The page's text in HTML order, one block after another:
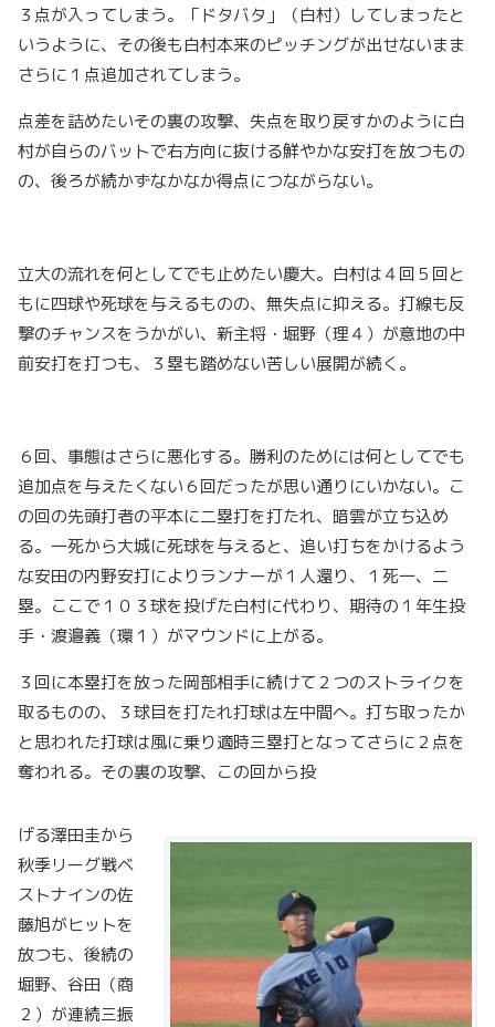
３点が入ってしまう。「ドタバタ」（白村）してしまったと
いうように、その後も白村本来のピッチングが出せないまま
さらに１点追加されてしまう。
点差を詰めたいその裏の攻撃、失点を取り戻すかのように白
村が自らのバットで右方向に抜ける鮮やかな安打を放つもの
の、後ろが続かずなかなか得点につながらない。
立大の流れを何としてでも止めたい慶大。白村は４回５回と
もに四球や死球を与えるものの、無失点に抑える。打線も反
撃のチャンスをうかがい、新主将・堀野（理４）が意地の中
前安打を打つも、３塁も踏めない苦しい展開が続く。
６回、事態はさらに悪化する。勝利のためには何としてでも
追加点を与えたくない６回だったが思い通りにいかない。こ
の回の先頭打者の平本に二塁打を打たれ、暗雲が立ち込め
る。一死から大城に死球を与えると、追い打ちをかけるよう
な安田の内野安打によりランナーが１人還り、１死一、二
塁。ここで１０３球を投げた白村に代わり、期待の１年生投
手・渡邉義（環１）がマウンドに上がる。
３回に本塁打を放った岡部相手に続けて２つのストライクを
取るものの、３球目を打たれ打球は左中間へ。打ち取ったか
と思われた打球は風に乗り適時三塁打となってさらに２点を
奪われる。その裏の攻撃、この回から投
げる澤田圭から
秋季リーグ戦ベ
ストナインの佐
藤旭がヒットを
放つも、後続の
堀野、谷田（商
２）が連続三振